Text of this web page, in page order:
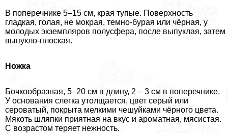
В поперечнике 5–15 см, края тупые. Поверхность
гладкая, гoлая, не мокрая, темно-бурая или чёрная, у
молодых экземпляров полусфера, после выпуклая, затем
выпукло-плоская.
Ножка
Бочкообразная, 5–20 см в длину, 2 – 3 см в поперечнике.
У основания слегка утолщается, цвет серый или
сероватый, покрыта мелкими чешуйками чёрного цвета.
Мякоть шляпки приятная на вкус и ароматная, мясистая.
С возрастом теряет нежность.